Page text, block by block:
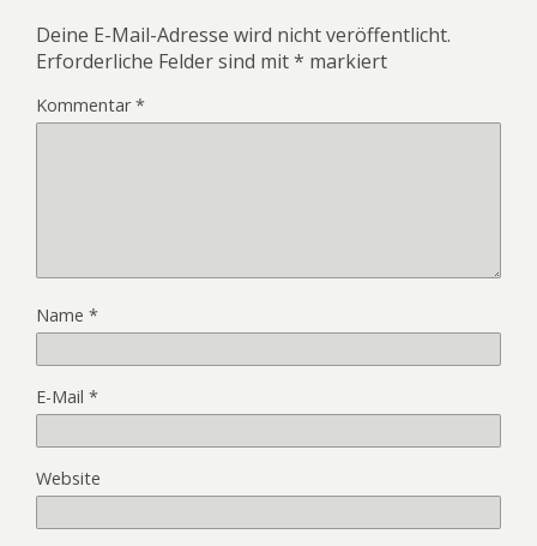
Deine E-Mail-Adresse wird nicht veröffentlicht.
Erforderliche Felder sind mit* markiert
Kommentar*
Name *
E-Mail *
Website